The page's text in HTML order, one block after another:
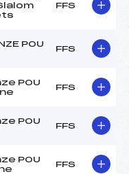
FFS
POU
FFS
POU
FFS
POU
FFS
POU
FFS